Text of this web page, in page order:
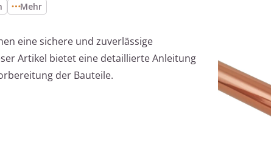
Mehr
eine sichere und zuverlässige
Artikel bietet eine detaillierte Anleitung
der Bauteile.